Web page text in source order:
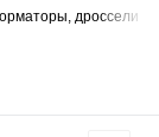
дроссели